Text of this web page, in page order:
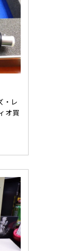
・レ
オ買